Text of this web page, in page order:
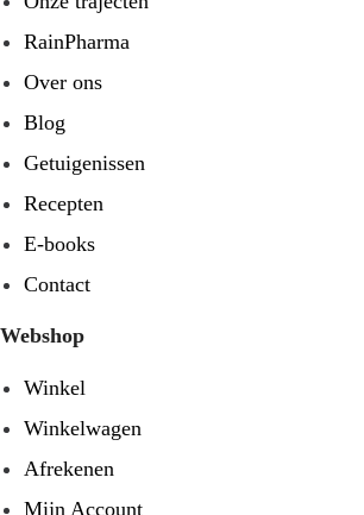
RainPharma
Over ons
Blog
Getuigenissen
Recepten
E-books
Contact
Webshop
Winkel
Winkelwagen
Afrekenen
Mijn Account